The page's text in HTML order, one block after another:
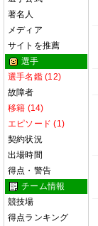
著名人
メディア
サイトを推薦
選手
選手名鑑 (12)
故障者
移籍 (14)
エピソード (1)
契約状況
出場時間
得点・警告
チーム情報
競技場
得点ランキング